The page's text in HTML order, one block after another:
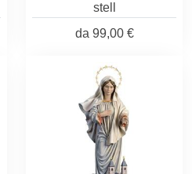
stell
da 99,00 €